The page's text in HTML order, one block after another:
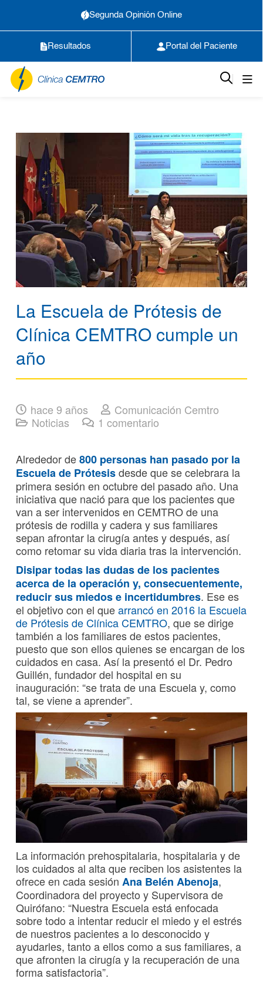
Segunda Opinión Online
Resultados Portal del Paciente
La Escuela de Prótesis de
Clínica CEMTRO cumple un
año
hace 9 años
Comunicación Cemtro
Noticias
1 comentario
Alrededor de800 personas han pasado por la
Escuela de Prótesisdesde que se celebrara la
primera sesión en octubre del pasado año. Una
iniciativa que nació para que los pacientes que
van a ser intervenidos en CEMTRO de una
prótesis de rodilla y cadera y sus familiares
sepan afrontar la cirugía antes y después, así
como retomar su vida diaria tras la intervención.
Disipar todas las dudas de los pacientes
acerca de la operación y, consecuentemente,
reducir sus miedos e incertidumbres. Ese es
el objetivo con el quearrancó en 2016 la Escuela
de Prótesis de Clínica CEMTRO, que se dirige
también a los familiares de estos pacientes,
puesto que son ellos quienes se encargan de los
cuidados en casa. Así la presentó el Dr. Pedro
Guillén, fundador del hospital en su
inauguración: “se trata de una Escuela y, como
tal, se viene a aprender”.
La información prehospitalaria, hospitalaria y de
los cuidados al alta que reciben los asistentes la
ofrece en cada sesión Ana Belén Abenoja,
Coordinadora del proyecto y Supervisora de
Quirófano: “Nuestra Escuela está enfocada
sobre todo a intentar reducir el miedo y el estrés
de nuestros pacientes a lo desconocido y
ayudarles, tanto a ellos como a sus familiares, a
que afronten la cirugía y la recuperación de una
forma satisfactoria”.